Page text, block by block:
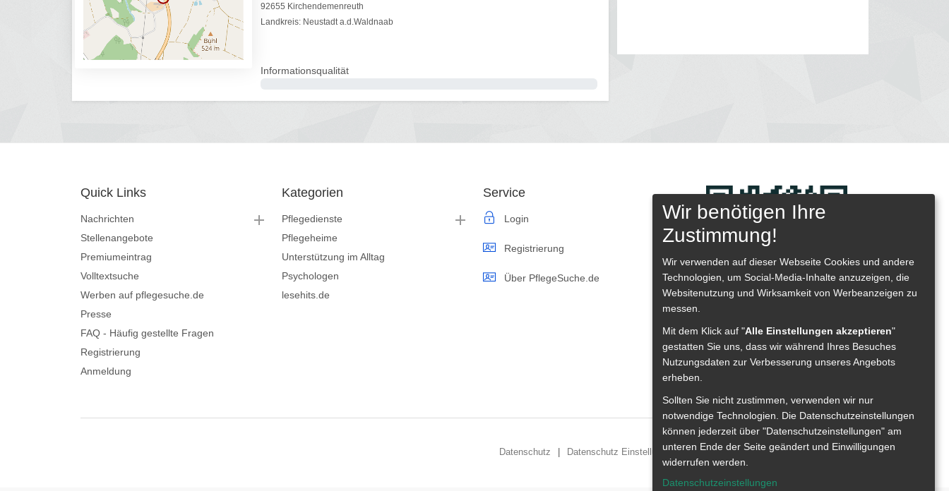
92655 Kirchendemenreuth
Landkreis: Neustadt a.d.Waldnaab
Informationsqualität
Quick Links
Nachrichten
Stellenangebote
Premiumeintrag
Volltextsuche
Werben auf pflegesuche.de
Presse
FAQ - Häufig gestellte Fragen
Registrierung
Anmeldung
Kategorien
Pflegedienste
Pflegeheime
Unterstützung im Alltag
Psychologen
lesehits.de
Service
Login
Registrierung
Über PflegeSuche.de
Datenschutz Datenschutz Einstellungen Impressum © 2003 - 2026 pflegesuche
Wir benötigen Ihre
Zustimmung!
Wir verwenden auf dieser Webseite Cookies und andere
Technologien, um Social-Media-Inhalte anzuzeigen, die
Websitenutzung und Wirksamkeit von Werbeanzeigen zu
messen.
Mit dem Klick auf "Alle Einstellungen akzeptieren"
gestatten Sie uns, dass wir während Ihres Besuches
Nutzungsdaten zur Verbesserung unseres Angebots
erheben.
Sollten Sie nicht zustimmen, verwenden wir nur
notwendige Technologien.
Die Datenschutzeinstellungen
können jederzeit über "Datenschutzeinstellungen" am
unteren Ende der Seite geändert und Einwilligungen
widerrufen werden.
Datenschutzeinstellungen